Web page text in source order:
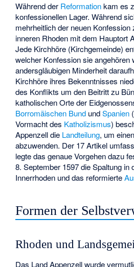
Während der Reformationkam es
konfessionellen Lager. Während
mehrheitlich der neuen Konfession
inneren Rhoden mit dem Hauptort
Jede Kirchhöre (Kirchgemeinde)
welcher Konfession sie angehören
andersgläubigen Minderheit
Kirchhöre ihres Bekenntnisses
des Konflikts um den Beitritt zu
katholischen Orte der
Borromäischen Bund undSpanien
Vormacht des Katholizismus)
Appenzell die Landteilung, um
abzuwenden. Der 17 Artikel
legte das genaue Vorgehen dazu
8. September 1597 die Spaltung in
Innerrhoden und das reformierte
Formen der
Rhoden und
Das Land Appenzell wurde